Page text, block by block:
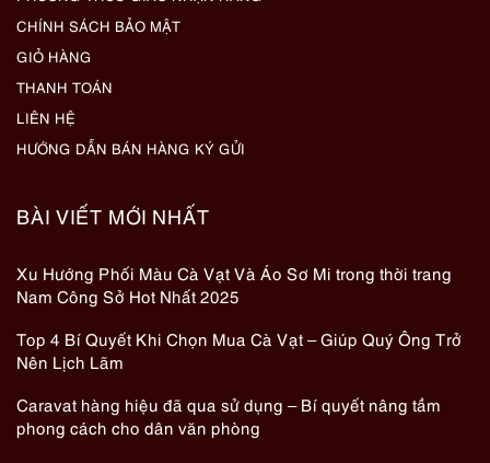
CHÍNH SÁCH BẢO MẬT
GIỎ HÀNG
THANH TOÁN
LIÊN HỆ
HƯỚNG DẪN BÁN HÀNG KÝ GỬI
BÀI VIẾT MỚI NHẤT
Xu Hướng Phối Màu Cà Vạt Và Áo Sơ Mi trong thời trang
Nam Công Sở Hot Nhất 2025
Top 4 Bí Quyết Khi Chọn Mua Cà Vạt – Giúp Quý Ông Trở
Nên Lịch Lãm
Caravat hàng hiệu đã qua sử dụng – Bí quyết nâng tầm
phong cách cho dân văn phòng